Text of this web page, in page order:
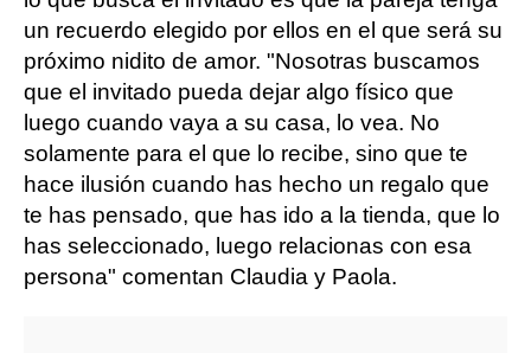
un recuerdo elegido por ellos en el que será su
próximo nidito de amor. "Nosotras buscamos
que el invitado pueda dejar algo físico que
luego cuando vaya a su casa, lo vea. No
solamente para el que lo recibe, sino que te
hace ilusión cuando has hecho un regalo que
te has pensado, que has ido a la tienda, que lo
has seleccionado, luego relacionas con esa
persona" comentan Claudia y Paola.